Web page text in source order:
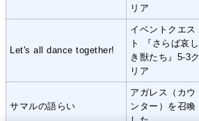
リア
Let's all dance together!
イベントクエス
ト 『さらば哀し
き獣たち』5-3ク
リア
サマルの語らい
アガレス（カウ
ンター）を召喚